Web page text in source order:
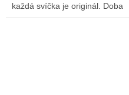
každá svíčka je originál. Doba
hoření: 13 hRozměry V/Š/H: